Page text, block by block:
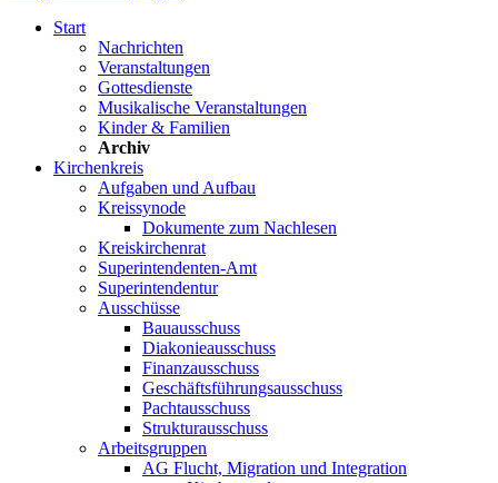
Start
Nachrichten
Veranstaltungen
Gottesdienste
Musikalische Veranstaltungen
Kinder & Familien
Archiv
Kirchenkreis
Aufgaben und Aufbau
Kreissynode
Dokumente zum Nachlesen
Kreiskirchenrat
Superintendenten-Amt
Superintendentur
Ausschüsse
Bauausschuss
Diakonieausschuss
Finanzausschuss
Geschäftsführungsausschuss
Pachtausschuss
Strukturausschuss
Arbeitsgruppen
AG Flucht, Migration und Integration